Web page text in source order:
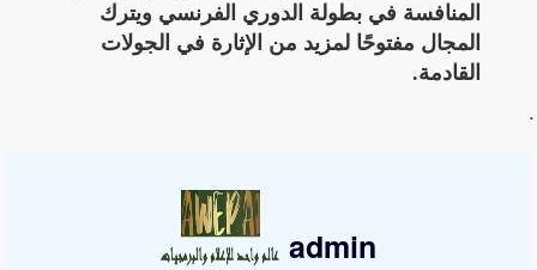
المنافسة في بطولة الدوري الفرنسي ويترك
المجال مفتوحًا لمزيد من الإثارة في الجولات
القادمة.
.
admin